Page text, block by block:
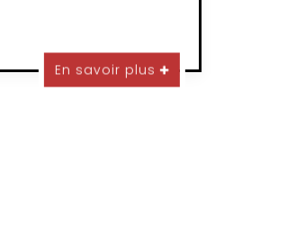
En savoir plus